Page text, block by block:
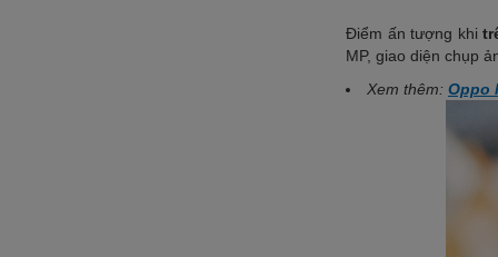
Điểm ấn tượng khi
MP, giao diện chụp
Xem thêm: Oppo